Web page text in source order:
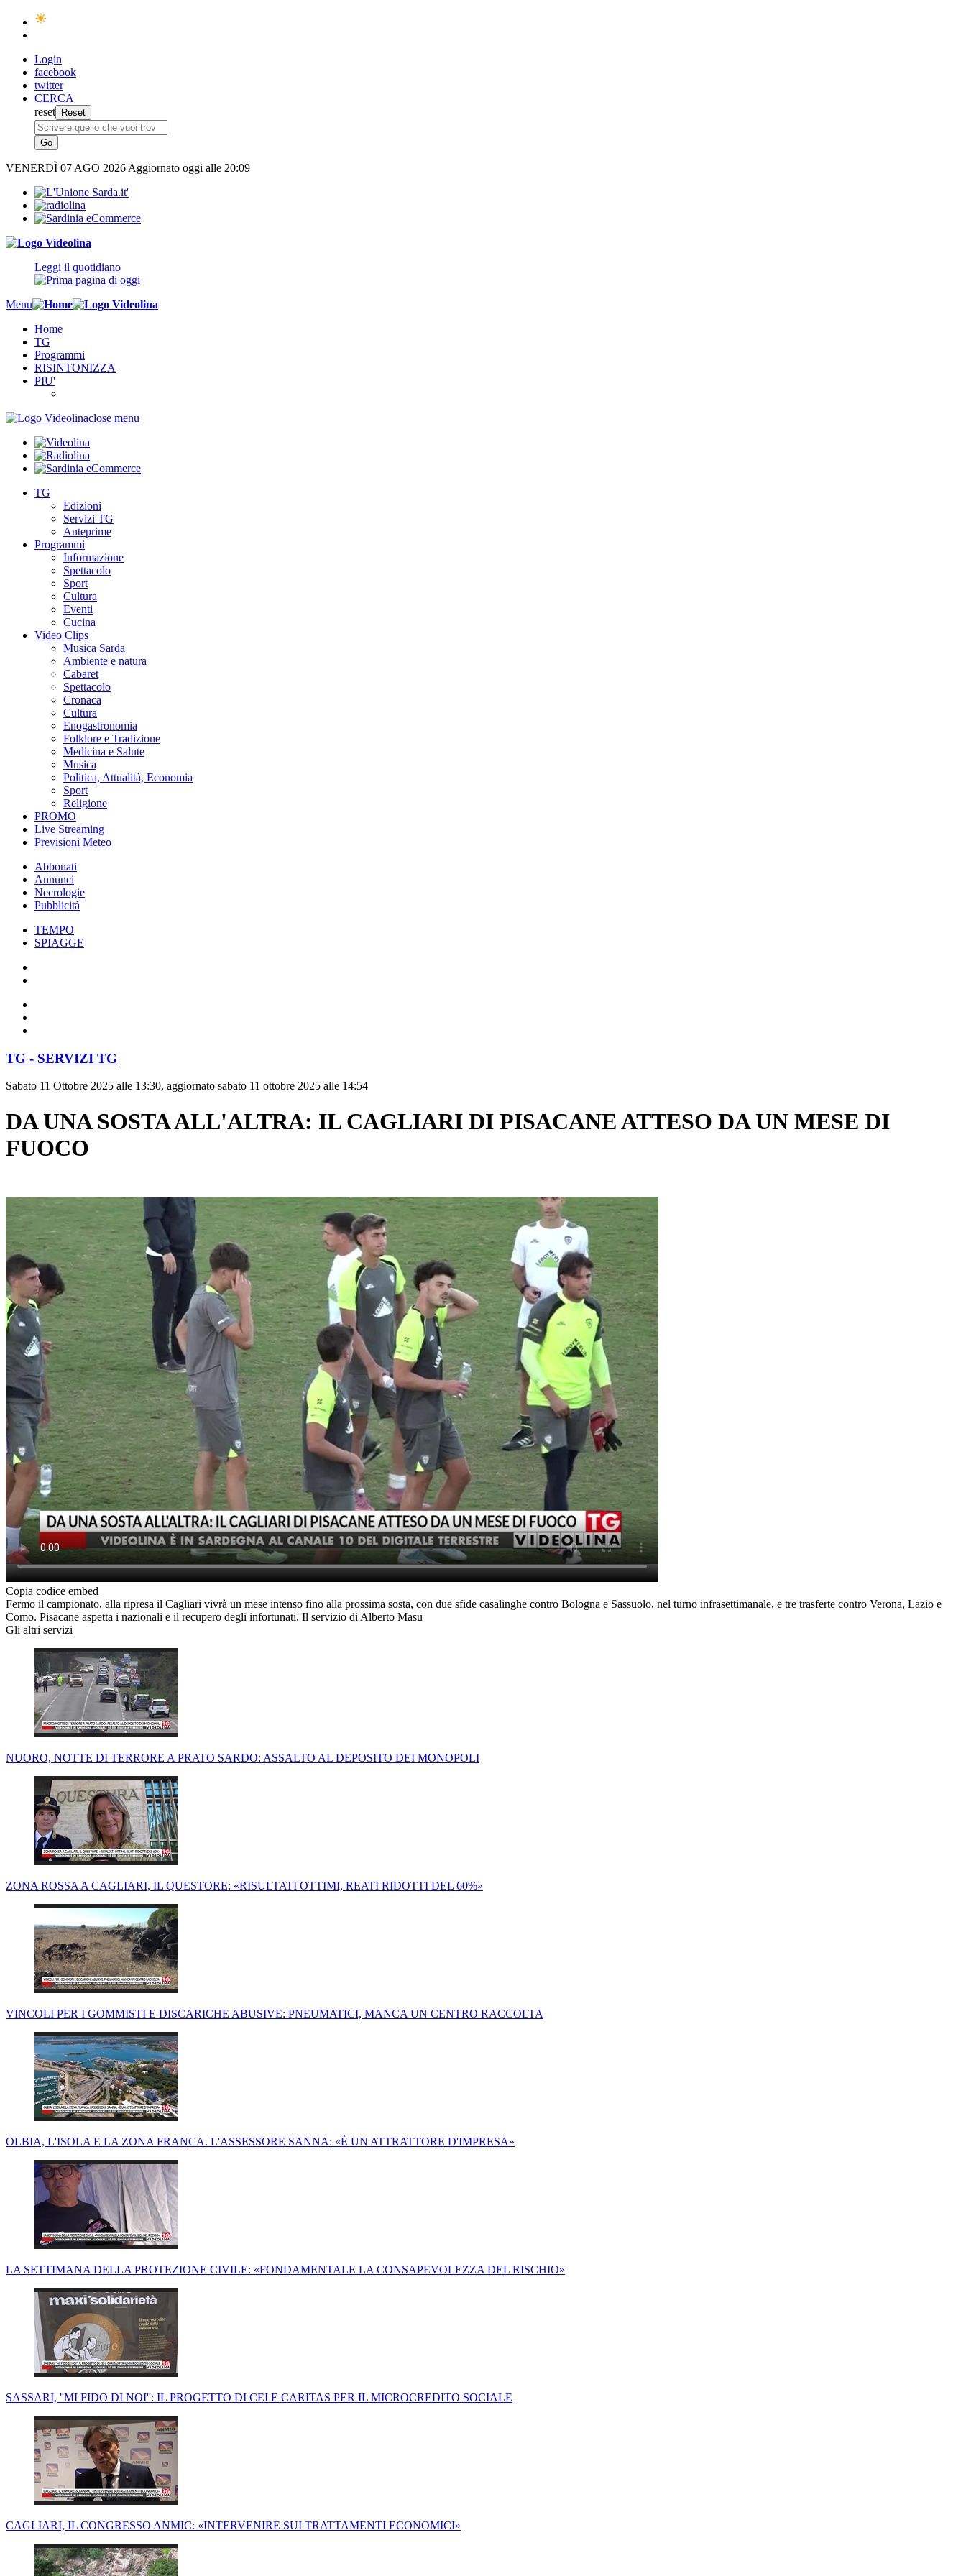
Login
facebook
twitter
CERCA
reset
VENERDÌ 07 AGO 2026 Aggiornato oggi alle 20:09
Leggi il quotidiano
Menu
Home
TG
Programmi
RISINTONIZZA
PIU'
close menu
TG
Edizioni
Servizi TG
Anteprime
Programmi
Informazione
Spettacolo
Sport
Cultura
Eventi
Cucina
Video Clips
Musica Sarda
Ambiente e natura
Cabaret
Spettacolo
Cronaca
Cultura
Enogastronomia
Folklore e Tradizione
Medicina e Salute
Musica
Politica, Attualità, Economia
Sport
Religione
PROMO
Live Streaming
Previsioni Meteo
Abbonati
Annunci
Necrologie
Pubblicità
TEMPO
SPIAGGE
TG - SERVIZI TG
Sabato 11 Ottobre 2025 alle 13:30, aggiornato sabato 11 ottobre 2025 alle 14:54
DA UNA SOSTA ALL'ALTRA: IL CAGLIARI DI PISACANE ATTESO DA UN MESE DI
FUOCO
Copia codice embed
Fermo il campionato, alla ripresa il Cagliari vivrà un mese intenso fino alla prossima sosta, con due sfide casalinghe contro Bologna e Sassuolo, nel turno infrasettimanale, e tre trasferte contro Verona, Lazio e
Como. Pisacane aspetta i nazionali e il recupero degli infortunati. Il servizio di Alberto Masu
Gli altri servizi
NUORO, NOTTE DI TERRORE A PRATO SARDO: ASSALTO AL DEPOSITO DEI MONOPOLI
ZONA ROSSA A CAGLIARI, IL QUESTORE: «RISULTATI OTTIMI, REATI RIDOTTI DEL 60%»
VINCOLI PER I GOMMISTI E DISCARICHE ABUSIVE: PNEUMATICI, MANCA UN CENTRO RACCOLTA
OLBIA, L'ISOLA E LA ZONA FRANCA. L'ASSESSORE SANNA: «È UN ATTRATTORE D'IMPRESA»
LA SETTIMANA DELLA PROTEZIONE CIVILE: «FONDAMENTALE LA CONSAPEVOLEZZA DEL RISCHIO»
SASSARI, ''MI FIDO DI NOI'': IL PROGETTO DI CEI E CARITAS PER IL MICROCREDITO SOCIALE
CAGLIARI, IL CONGRESSO ANMIC: «INTERVENIRE SUI TRATTAMENTI ECONOMICI»